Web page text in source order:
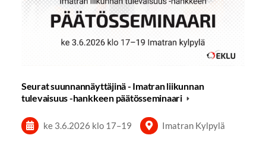
Seurat suunnannäyttäjinä - Imatran liikunnan
tulevaisuus -hankkeen päätösseminaari
ke 3.6.2026 klo 17–19 Imatran Kylpylä